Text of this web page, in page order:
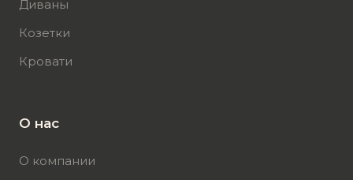
Диваны
Козетки
Кровати
О нас
О компании